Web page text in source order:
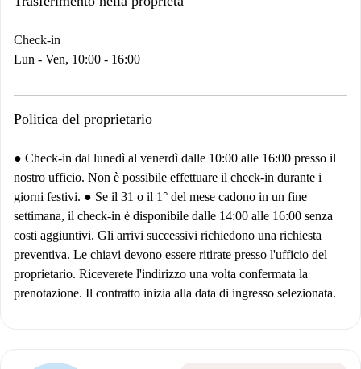
Check-in
Lun - Ven, 10:00 - 16:00
Politica del proprietario
● Check-in dal lunedì al venerdì dalle 10:00 alle 16:00 presso il
nostro ufficio. Non è possibile effettuare il check-in durante i
giorni festivi. ● Se il 31 o il 1° del mese cadono in un fine
settimana, il check-in è disponibile dalle 14:00 alle 16:00 senza
costi aggiuntivi. Gli arrivi successivi richiedono una richiesta
preventiva. Le chiavi devono essere ritirate presso l'ufficio del
proprietario. Riceverete l'indirizzo una volta confermata la
prenotazione. Il contratto inizia alla data di ingresso selezionata.